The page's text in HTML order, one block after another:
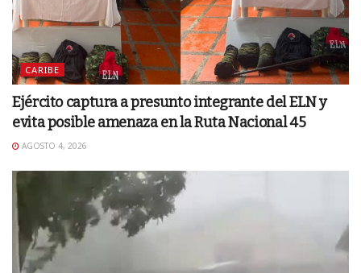
CARIBE
Ejército captura a presunto integrante del ELN y
evita posible amenaza en la Ruta Nacional 45
AGOSTO 4, 2026